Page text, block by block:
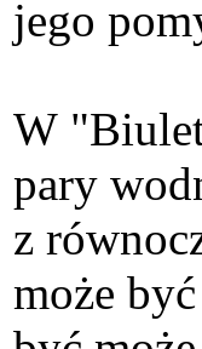
jego
W
pary
z
może